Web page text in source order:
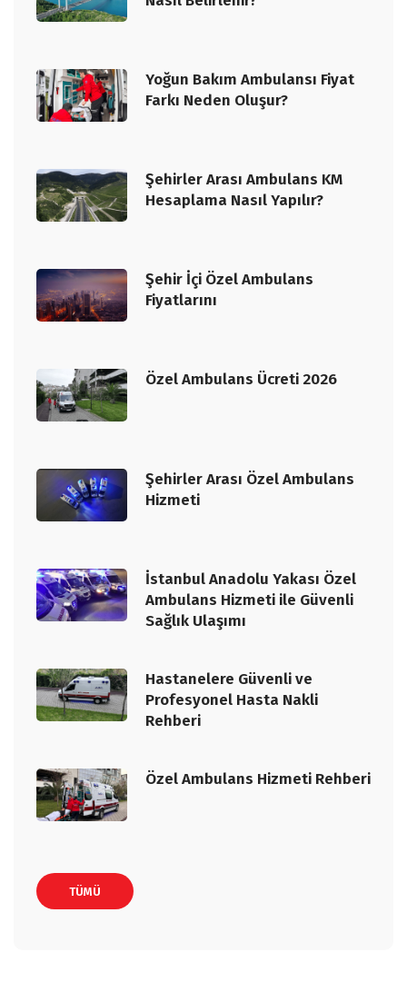
Yoğun Bakım Ambulansı Fiyat
Farkı Neden Oluşur?
Şehirler Arası Ambulans KM
Hesaplama Nasıl Yapılır?
Şehir İçi Özel Ambulans
Fiyatlarını
Özel Ambulans Ücreti 2026
Şehirler Arası Özel Ambulans
Hizmeti
İstanbul Anadolu Yakası Özel
Ambulans Hizmeti ile Güvenli
Sağlık Ulaşımı
Hastanelere Güvenli ve
Profesyonel Hasta Nakli
Rehberi
Özel Ambulans Hizmeti Rehberi
TÜMÜ